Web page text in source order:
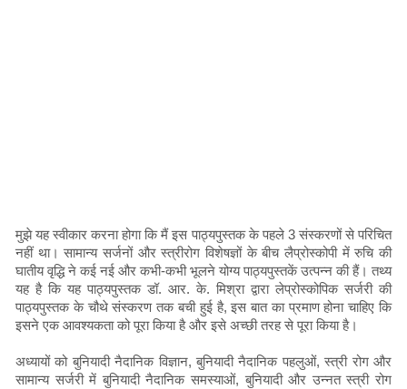
मुझे यह स्वीकार करना होगा कि मैं इस पाठ्यपुस्तक के पहले 3 संस्करणों से परिचित
नहीं था। सामान्य सर्जनों और स्त्रीरोग विशेषज्ञों के बीच लैप्रोस्कोपी में रुचि की
घातीय वृद्धि ने कई नई और कभी-कभी भूलने योग्य पाठ्यपुस्तकें उत्पन्न की हैं। तथ्य
यह है कि यह पाठ्यपुस्तक डॉ. आर. के. मिश्रा द्वारा लेप्रोस्कोपिक सर्जरी की
पाठ्यपुस्तक के चौथे संस्करण तक बची हुई है, इस बात का प्रमाण होना चाहिए कि
इसने एक आवश्यकता को पूरा किया है और इसे अच्छी तरह से पूरा किया है।
अध्यायों को बुनियादी नैदानिक ​​विज्ञान, बुनियादी नैदानिक ​​पहलुओं, स्त्री रोग और
सामान्य सर्जरी में बुनियादी नैदानिक ​​समस्याओं, बुनियादी और उन्नत स्त्री रोग